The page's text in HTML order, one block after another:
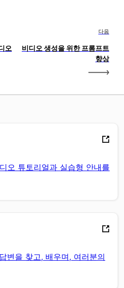
오
다음
비디오 생성을 위한 프롬프트
향상
오 튜토리얼과 실습형 안내를
변을 찾고, 배우며, 여러분의